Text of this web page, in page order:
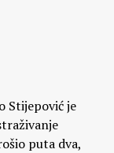
Stijepović je
puta dva,